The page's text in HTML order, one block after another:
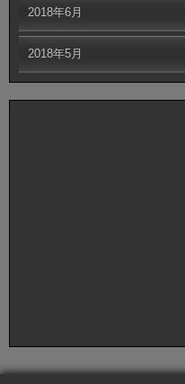
2018年6月
2018年5月